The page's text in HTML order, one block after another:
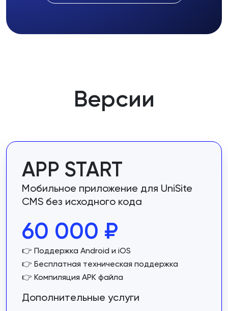
Версии
APP START
Мобильное приложение для UniSite
CMS без исходного кода
60 000 ₽
👉 Поддержка Android и iOS
👉 Бесплатная техническая поддержка
👉 Компиляция APK файла
Дополнительные услуги